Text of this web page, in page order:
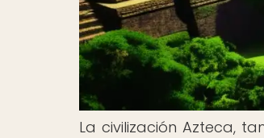
La civilización Azteca,